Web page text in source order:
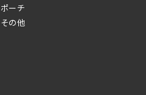
ポーチ
その他